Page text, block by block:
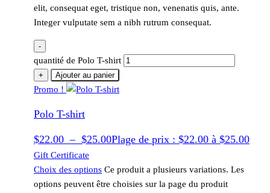
elit, consequat eget, tristique non, venenatis quis, ante.
Integer vulputate sem a nibh rutrum consequat.
-
quantité de Polo T-shirt
+ Ajouter au panier
Promo !
Polo T-shirt
$22.00 – $25.00Plage de prix : $22.00 à $25.00
Gift Certificate
Choix des options Ce produit a plusieurs variations. Les
options peuvent être choisies sur la page du produit